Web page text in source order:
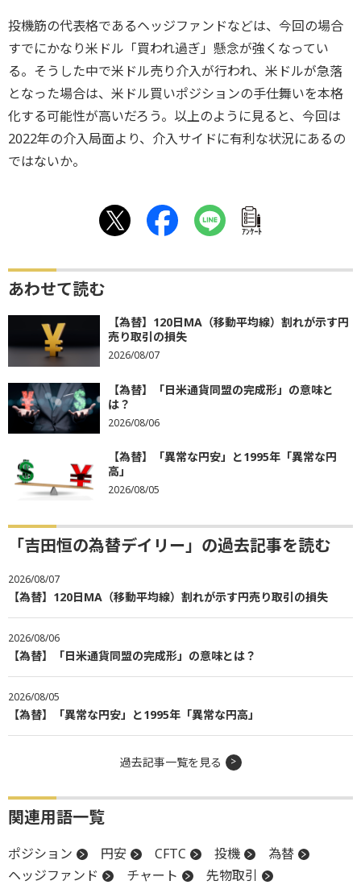
投機筋の代表格であるヘッジファンドなどは、今回の場合
すでにかなり米ドル「買われ過ぎ」懸念が強くなってい
る。そうした中で米ドル売り介入が行われ、米ドルが急落
となった場合は、米ドル買いポジションの手仕舞いを本格
化する可能性が高いだろう。以上のように見ると、今回は
2022年の介入局面より、介入サイドに有利な状況にあるの
ではないか。
ｱﾝｹｰﾄ
あわせて読む
【為替】120日MA（移動平均線）割れが示す円
売り取引の損失
2026/08/07
【為替】「日米通貨同盟の完成形」の意味と
は？
2026/08/06
【為替】「異常な円安」と1995年「異常な円
高」
2026/08/05
「吉田恒の為替デイリー」の過去記事を読む
2026/08/07
【為替】120日MA（移動平均線）割れが示す円売り取引の損失
2026/08/06
【為替】「日米通貨同盟の完成形」の意味とは？
2026/08/05
【為替】「異常な円安」と1995年「異常な円高」
過去記事一覧を見る
関連用語一覧
ポジション 円安 CFTC 投機
為替
ヘッジファンド
チャート
先物取引